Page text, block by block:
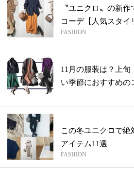
〝ユニクロ〟の新
コーデ【人気スタイ
デ対...
FASHION
11月の服装は？上旬
い季節におすすめの
この冬ユニクロで絶
アイテム11選
FASHION